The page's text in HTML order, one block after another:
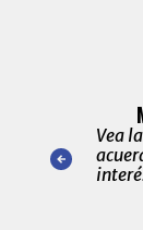
nuestro
para
Vea